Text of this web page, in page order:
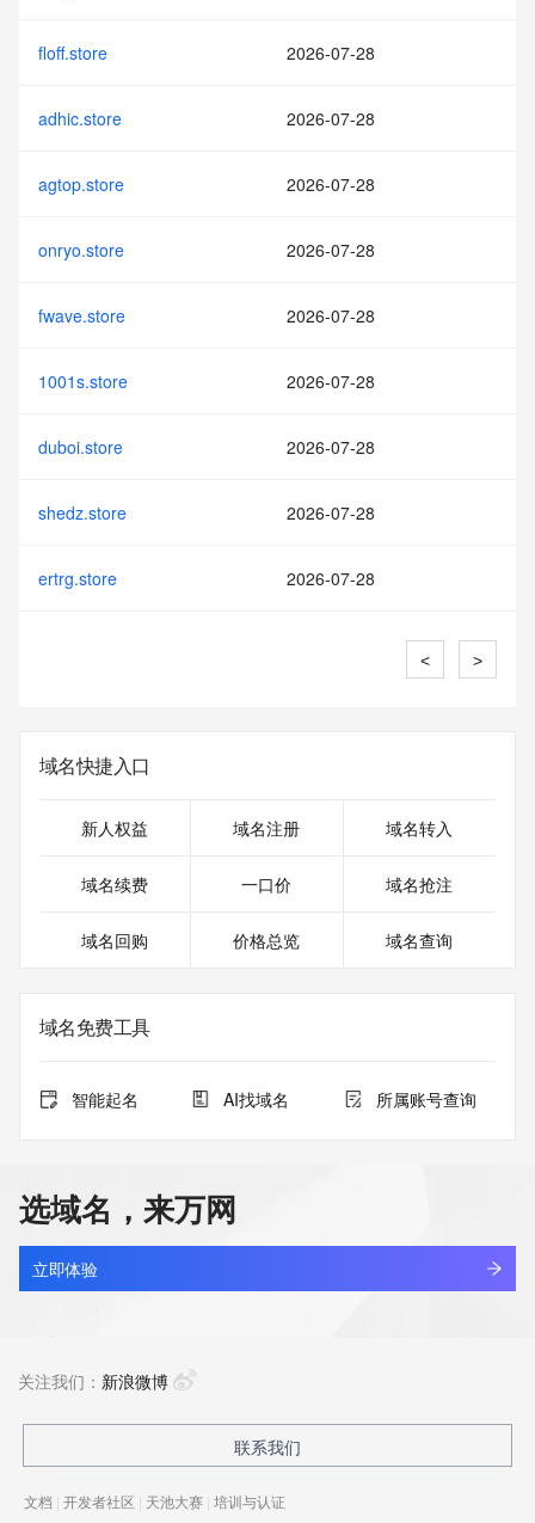
floff.store 2026-07-28
adhic.store 2026-07-28
agtop.store 2026-07-28
onryo.store 2026-07-28
fwave.store 2026-07-28
1001s.store 2026-07-28
duboi.store 2026-07-28
shedz.store 2026-07-28
ertrg.store 2026-07-28
< >
域名快捷入口
新人权益 域名注册 域名转入
域名续费 一口价 域名抢注
域名回购 价格总览 域名查询
域名免费工具
智能起名 AI找域名 所属账号查询
选域名，来万网
立即体验
关注我们： 新浪微博
联系我们
文档 | 开发者社区 | 天池大赛 | 培训与认证